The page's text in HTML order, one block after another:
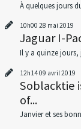
À quelques jours
10h00 28 mai 2019
Jaguar I-
Il y a quinze jours,
12h1409 avril 2019
Soblacktie
of...
Janvier et ses